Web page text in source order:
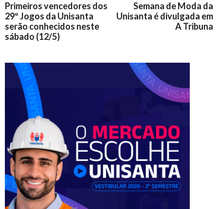
Primeiros vencedores dos
29º Jogos da Unisanta
serão conhecidos neste
sábado (12/5)
Semana de Moda da
Unisanta é divulgada em
A Tribuna